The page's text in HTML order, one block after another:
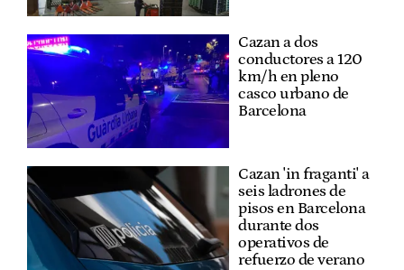
Cazan a dos
conductores a 120
km/h en pleno
casco urbano de
Barcelona
Cazan 'in fraganti' a
seis ladrones de
pisos en Barcelona
durante dos
operativos de
refuerzo de verano